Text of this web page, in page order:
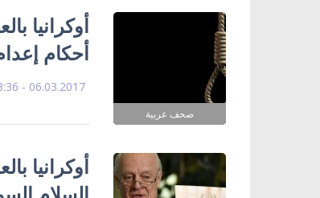
صحف عربية
أوكرانيا
أحكام إعدام بحق 15 منهم 10
06.03.2017 - 13:36
أوكرانيا